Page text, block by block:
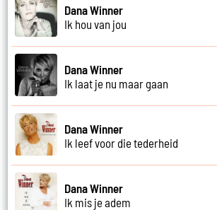
Dana Winner
Ik hou van jou
Dana Winner
Ik laat je nu maar gaan
Dana Winner
Ik leef voor die tederheid
Dana Winner
Ik mis je adem